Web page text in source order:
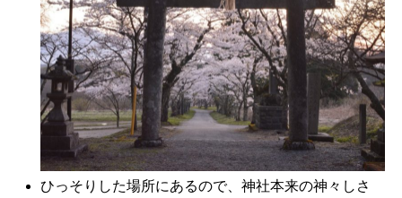
ひっそりした場所にあるので、神社本来の神々しさ